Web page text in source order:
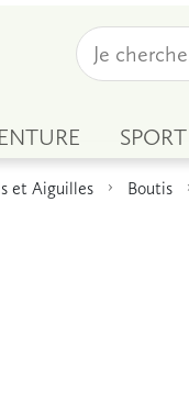
SPORT
et Aiguilles Boutis